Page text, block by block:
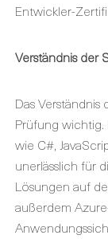
Entwickler-
Verständnis der
Das
Prüfung wichtig.
wie C#,
unerlässlich für
Lösungen auf
außerdem